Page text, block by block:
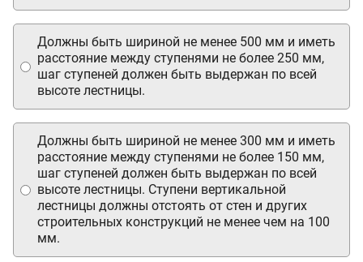
Должны быть шириной не менее 500 мм и иметь
расстояние между ступенями не более 250 мм,
шаг ступеней должен быть выдержан по всей
высоте лестницы.
Должны быть шириной не менее 300 мм и иметь
расстояние между ступенями не более 150 мм,
шаг ступеней должен быть выдержан по всей
высоте лестницы. Ступени вертикальной
лестницы должны отстоять от стен и других
строительных конструкций не менее чем на 100
мм.